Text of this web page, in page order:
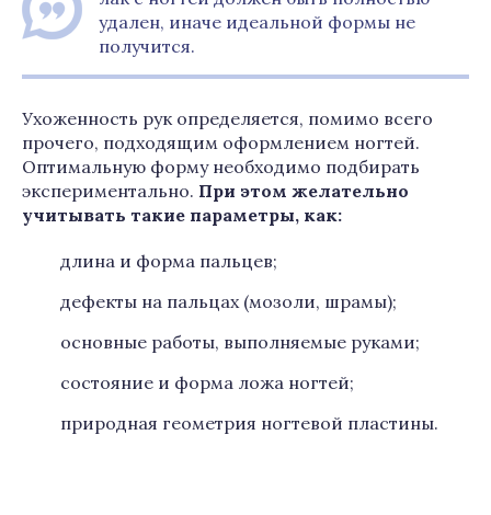
удален, иначе идеальной формы не
получится.
Ухоженность рук определяется, помимо всего
прочего, подходящим оформлением ногтей.
Оптимальную форму необходимо подбирать
экспериментально. При этом желательно
учитывать такие параметры, как:
длина и форма пальцев;
дефекты на пальцах (мозоли, шрамы);
основные работы, выполняемые руками;
состояние и форма ложа ногтей;
природная геометрия ногтевой пластины.